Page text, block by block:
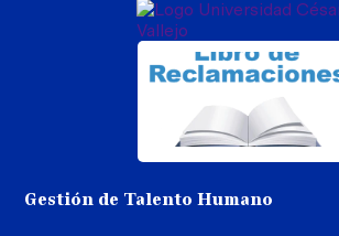
Gestión de Talento Humano